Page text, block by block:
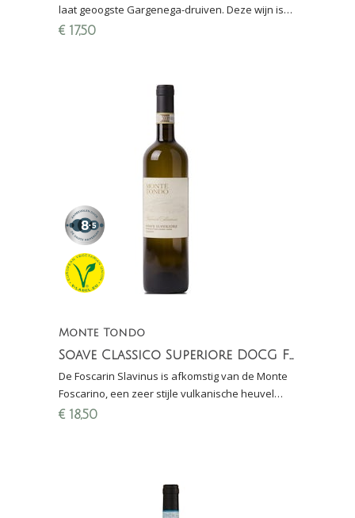
laat geoogste Gargenega-druiven. Deze wijn is
lekker bij tarte tatin, oude kaas en panettone.
€ 17,50
Monte Tondo
Soave Classico Superiore DOCG Foscarin Slavinus
De Foscarin Slavinus is afkomstig van de Monte
Foscarino, een zeer stijle vulkanische heuvel
behorend tot de beste percelen binnen Soave
€ 18,50